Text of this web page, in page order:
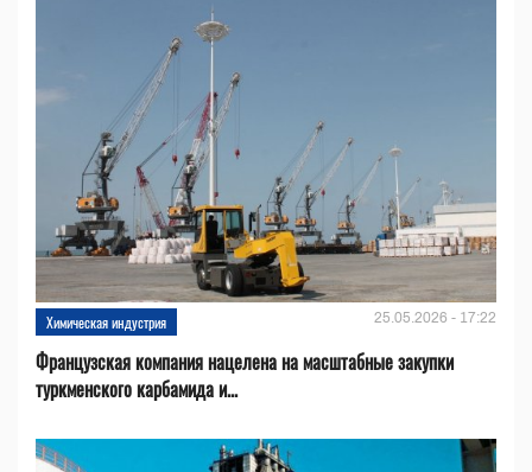
Химическая индустрия 25.05.2026 - 17:22
Французская компания нацелена на масштабные закупки
туркменского карбамида и...